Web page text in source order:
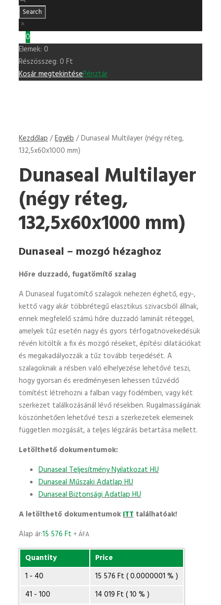
0
Elemek: 0
Részösszeg: 0 Ft
Kosár megtekintésePénztár
Kezdőlap/Egyéb/ Dunaseal Multilayer (négy réteg,
132,5x60x1000 mm)
Dunaseal Multilayer
(négy réteg,
132,5x60x1000 mm)
Dunaseal – mozgó hézaghoz
Hőre duzzadó, fugatömítő szalag
A Dunaseal fugatömítő szalagok nehezen éghető, egy-,
kettő vagy akár többrétegű elasztikus szivacsból állnak,
ennek megfelelő számú hőre duzzadó laminát réteggel,
amelyek tűz esetén nagy és gyors térfogatnövekedésük
révén kitöltik a fix és mozgó réseket, építési dilatációkat
és megakadályozzák a tűz tovább terjedését. A
szalagoknak a résben való elhelyezése lehetővé teszi,
hogy gyorsan és eredményesen lehessen tűzvédő
tömítést létrehozni a falban vagy födémben, vagy két
szerkezet találkozásánál lévő résekben. Rugalmasságának
köszönhetően lehetővé teszi a szerkezetek elemeinek
független mozgását, a teljes légzárás betartása mellett.
Letölthető dokumentumok:
Dunaseal Teljesítmény Nyilatkozat HU
Dunaseal Műszaki Adatlap HU
Dunaseal Biztonsági Adatlap HU
A letölthető dokumentumokITT találhatóak!
Alap ár:15 576 Ft + ÁFA
Quantity
Price
1 - 40
15 576 Ft ( 0.0000001 % )
41 - 100
14 019 Ft ( 10 % )